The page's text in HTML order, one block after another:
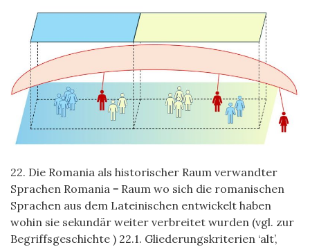
22. Die Romania als historischer Raum verwandter
Sprachen Romania = Raum wo sich die romanischen
Sprachen aus dem Lateinischen entwickelt haben
wohin sie sekundär weiter verbreitet wurden (vgl. zur
Begriffsgeschichte ) 22.1. Gliederungskriterien ‘alt’,